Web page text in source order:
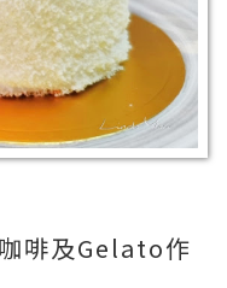
啡及Gelato作